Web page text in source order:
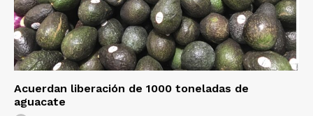
Acuerdan liberación de 1000 toneladas de
aguacate